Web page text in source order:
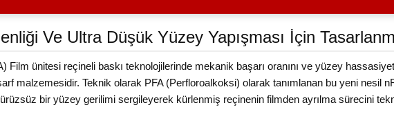
Ve Ultra Düşük Yüzey Yapışması İçin
Film ünitesi reçineli baskı teknolojilerinde mekanik başarı oranını ve yüzey
malzemesidir. Teknik olarak PFA (Perfloroalkoksi) olarak tanımlanan bu yeni nesil
bir yüzey gerilimi sergileyerek kürlenmiş reçinenin filmden ayrılma sürecini